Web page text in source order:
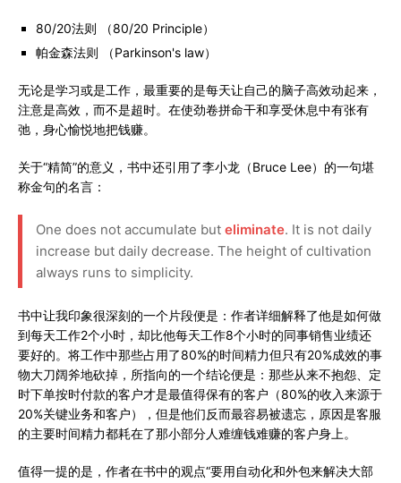
80/20法则 （80/20 Principle）
帕金森法则 （Parkinson's law）
无论是学习或是工作，最重要的是每天让自己的脑子高效动起来，
注意是高效，而不是超时。在使劲卷拼命干和享受休息中有张有
弛，身心愉悦地把钱赚。
关于“精简”的意义，书中还引用了李小龙（Bruce Lee）的一句堪
称金句的名言：
One does not accumulate but eliminate. It is not daily
increase but daily decrease. The height of cultivation
always runs to simplicity.
书中让我印象很深刻的一个片段便是：作者详细解释了他是如何做
到每天工作2个小时，却比他每天工作8个小时的同事销售业绩还
要好的。将工作中那些占用了80%的时间精力但只有20%成效的事
物大刀阔斧地砍掉，所指向的一个结论便是：那些从来不抱怨、定
时下单按时付款的客户才是最值得保有的客户（80%的收入来源于
20%关键业务和客户），但是他们反而最容易被遗忘，原因是客服
的主要时间精力都耗在了那小部分人难缠钱难赚的客户身上。
值得一提的是，作者在书中的观点“要用自动化和外包来解决大部